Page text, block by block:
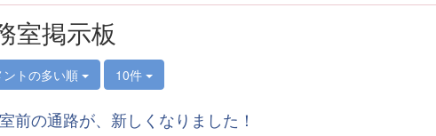
室掲示板
トの多い順 10件
前の通路が、新しくなりました！